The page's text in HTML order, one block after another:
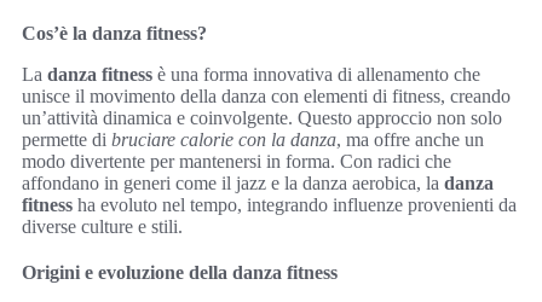
Cos’è la danza fitness?
La danza fitness è una forma innovativa di allenamento che
unisce il movimento della danza con elementi di fitness, creando
un’attività dinamica e coinvolgente. Questo approccio non solo
permette di bruciare calorie con la danza, ma offre anche un
modo divertente per mantenersi in forma. Con radici che
affondano in generi come il jazz e la danza aerobica, la danza
fitness ha evoluto nel tempo, integrando influenze provenienti da
diverse culture e stili.
Origini e evoluzione della danza fitness